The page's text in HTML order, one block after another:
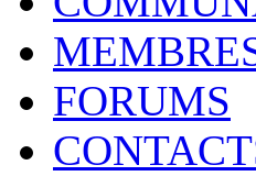
FORUMS